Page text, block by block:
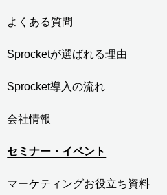
よくある質問
Sprocketが選ばれる理由
Sprocket導入の流れ
会社情報
セミナー・イベント
マーケティングお役立ち資料